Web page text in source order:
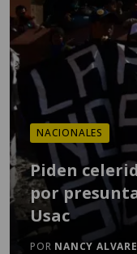
NACIONALES
Piden
por
Usac
POR NANCY